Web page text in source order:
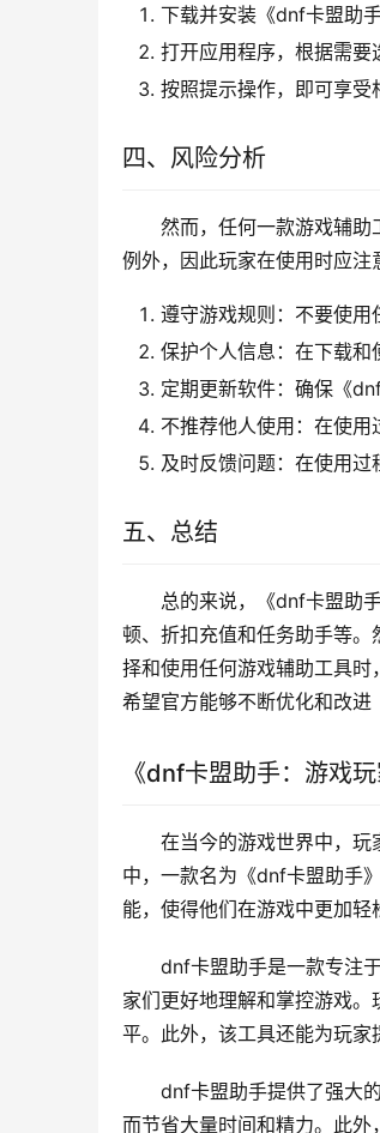
下载并安装《dnf卡盟助手
打开应用程序，根据需要
按照提示操作，即可享受
四、风险分析
然而，任何一款游戏辅
例外，因此玩家在使用时应注
遵守游戏规则：不要使用
保护个人信息：在下载和
定期更新软件：确保《
不推荐他人使用：在使用
及时反馈问题：在使用过
五、总结
总的来说，《dnf卡盟助
顿、折扣充值和任务助手等
择和使用任何游戏辅助工具
希望官方能够不断优化和改进
《dnf卡盟助手：游戏
在当今的游戏世界中，
中，一款名为《dnf卡盟助手
能，使得他们在游戏中更加轻
dnf卡盟助手是一款专注
家们更好地理解和掌控游戏
平。此外，该工具还能为玩家
dnf卡盟助手提供了强大
而节省大量时间和精力。此